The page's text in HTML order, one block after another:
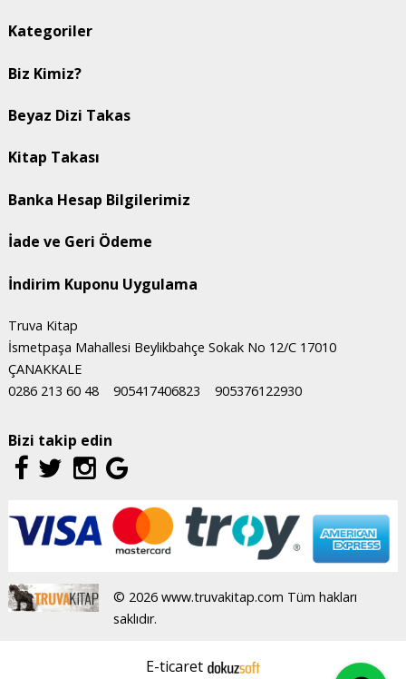
Kategoriler
Biz Kimiz?
Beyaz Dizi Takas
Kitap Takası
Banka Hesap Bilgilerimiz
İade ve Geri Ödeme
İndirim Kuponu Uygulama
Truva Kitap
İsmetpaşa Mahallesi Beylikbahçe Sokak No 12/C 17010
ÇANAKKALE
0286 213 60 48
905417406823 905376122930
Bizi takip edin
© 2026 www.truvakitap.com Tüm hakları
saklıdır.
E-ticaret